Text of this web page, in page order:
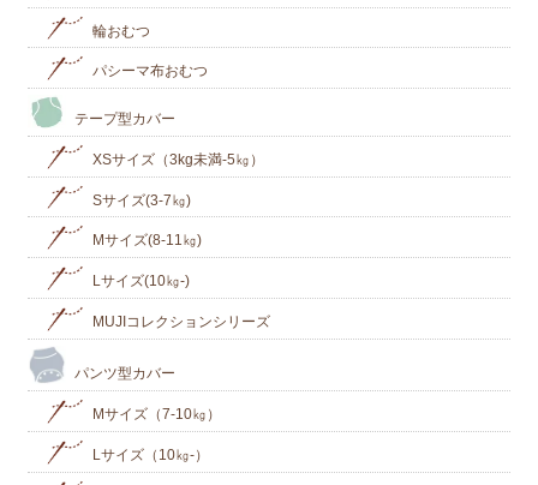
輪おむつ
パシーマ布おむつ
テープ型カバー
XSサイズ（3kg未満-5㎏）
Sサイズ(3-7㎏)
Mサイズ(8-11㎏)
Lサイズ(10㎏‐)
MUJIコレクションシリーズ
パンツ型カバー
Mサイズ（7-10㎏）
Lサイズ（10㎏-）